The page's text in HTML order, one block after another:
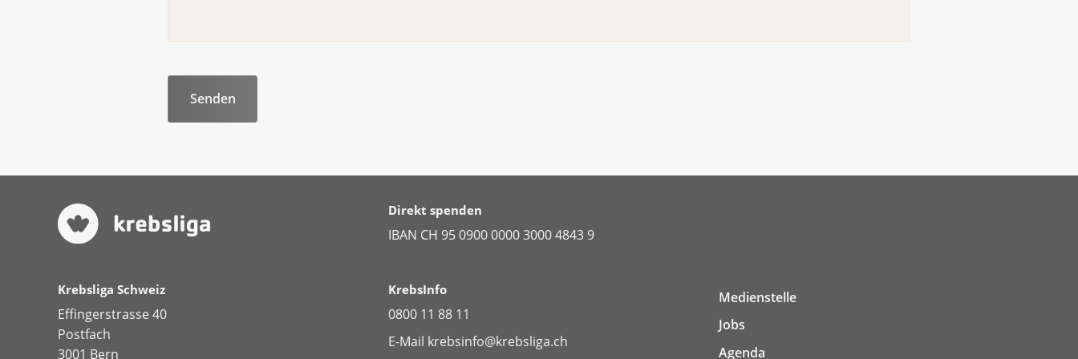
Direkt spenden
IBAN CH 95 0900 0000 3000 4843 9
Krebsliga Schweiz
Effingerstrasse 40
Postfach
3001 Bern
KrebsInfo
0800 11 88 11
E-Mail krebsinfo@krebsliga.ch
Medienstelle
Jobs
Agenda